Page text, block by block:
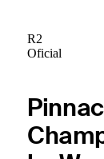
R2
Oficial